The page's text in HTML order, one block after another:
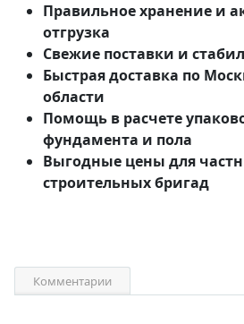
Правильное хранение и
отгрузка
Свежие поставки и
Быстрая доставка по
области
Помощь в расчете
фундамента и пола
Выгодные цены для
строительных бригад
Комментарии